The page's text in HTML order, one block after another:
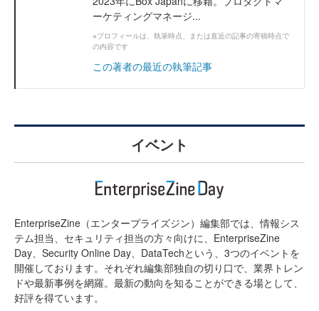
ーケティングマネージ...
※プロフィールは、執筆時点、または直近の記事の寄稿時点で
の内容です
この著者の最近の執筆記事
イベント
EnterpriseZine（エンタープライズジン）編集部では、情報シス
テム担当、セキュリティ担当の方々向けに、EnterpriseZine
Day、Security Online Day、DataTechという、3つのイベントを
開催しております。それぞれ編集部独自の切り口で、業界トレン
ドや最新事例を網羅。最新の動向を知ることができる場として、
好評を得ています。